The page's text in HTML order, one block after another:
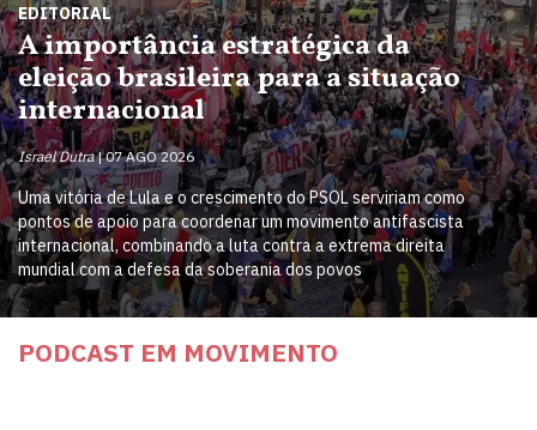
EDITORIAL
A importância estratégica da
eleição brasileira para a situação
internacional
Israel Dutra 07 AGO 2026
Uma vitória de Lula e o crescimento do PSOL serviriam como
pontos de apoio para coordenar um movimento antifascista
internacional, combinando a luta contra a extrema direita
mundial com a defesa da soberania dos povos
PODCAST EM MOVIMENTO